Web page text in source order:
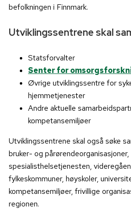
befolkningen i Finnmark.
Utviklingssentrene skal
Statsforvalter
Senter for
Øvrige utviklingssentre for
hjemmetjenester
Andre aktuelle
kompetansemiljøer
Utviklingssentrene skal også søke
bruker- og pårørendeorganisasjoner,
spesialisthelsetjenesten,
fylkeskommuner, høyskoler,
kompetansemiljøer, frivillige
regionen.